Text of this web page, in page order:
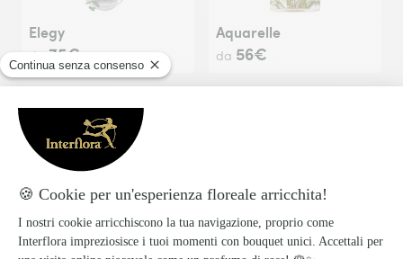
Elegy
da 75€
Aquarelle
da 56€